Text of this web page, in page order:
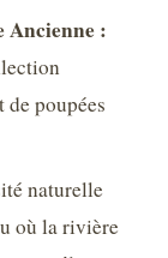
Ancienne :
poupées
naturelle
où la rivière